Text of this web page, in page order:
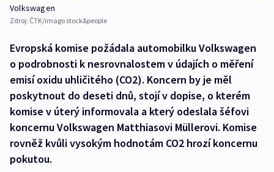
Volkswagen
Zdroj: ČTK/imago stock&people
Evropská komise požádala automobilku Volkswagen
o podrobnosti k nesrovnalostem v údajích o měření
emisí oxidu uhličitého (CO2). Koncern by je měl
poskytnout do deseti dnů, stojí v dopise, o kterém
komise v úterý informovala a který odeslala šéfovi
koncernu Volkswagen Matthiasovi Müllerovi. Komise
rovněž kvůli vysokým hodnotám CO2 hrozí koncernu
pokutou.